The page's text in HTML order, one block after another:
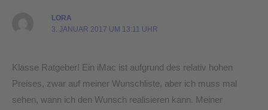
LORA
3. JANUAR 2017 UM 13:11 UHR
Klasse Ratgeber! Ein iMac ist aufgrund des relativ hohen
Preises, zwar auf meiner Wunschliste, aber ich muss mal
sehen, wann ich den Wunsch realisieren kann. Meiner